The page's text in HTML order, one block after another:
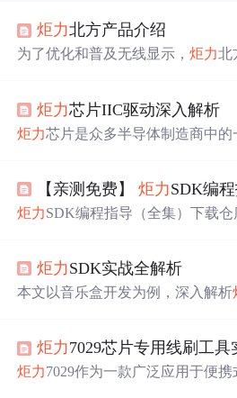
炬力北方产品介绍
为了优化和普及无线显示，炬力北
D是炬力北方为无线化图传提供解
用，兼容多种设备，复制或者拓展
架构。USB 2.0接口;支持Audio以
炬力芯片IIC驱动深入解析
炬力芯片是众多半导体制造商中
（IoT）和智能设备的日益普及，
扩展，尤其是在消费电子领域。
式，如数据传输速率、是否启用中
控制位。| 位域 | 名称 | 功能描述 |
【亲测免费】炬力SDK编程
炬力
在从事相关开发工作，可以下载并参
地址: https:/...
炬力SDK实战全解析
本文以音乐盒开发为例，深入解析
全卸载与低功耗策略，结合工程经
开发者高效构建稳定嵌入式音频系
炬力7029芯片专用线刷工具
炬力7029作为一款广泛应用于便